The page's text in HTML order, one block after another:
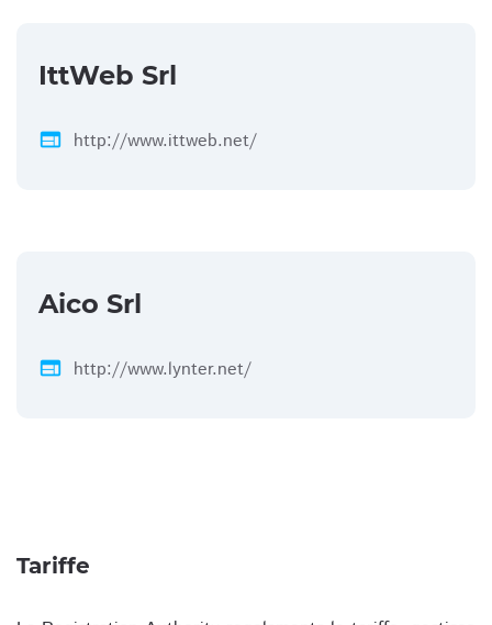
IttWeb Srl
web http://www.ittweb.net/
Aico Srl
web http://www.lynter.net/
Tariffe